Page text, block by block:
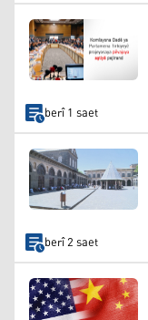
berî 1 saet
berî 2 saet